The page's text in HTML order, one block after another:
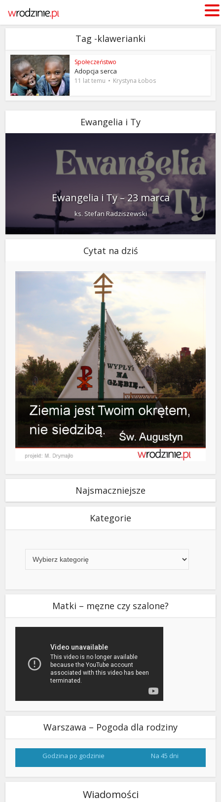
Tag -klawerianki
Społeczeństwo
Adopcja serca
11 lat temu Krystyna Łobos
Ewangelia i Ty
Ewangelia i Ty – 23 marca
ks. Stefan Radziszewski
Cytat na dziś
Najsmaczniejsze
Kategorie
Matki – męzne czy szalone?
Warszawa – Pogoda dla rodziny
Godzina po godzinie Na 45 dni
Wiadomości